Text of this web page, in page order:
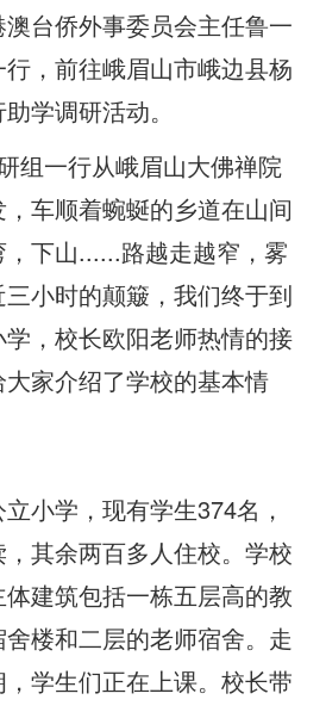
台侨外事委员会主任鲁一
，前往峨眉山市峨边县杨
学调研活动。
一行从峨眉山大佛禅院
车顺着蜿蜒的乡道在山间
下山......路越走越窄，雾
小时的颠簸，我们终于到
，校长欧阳老师热情的接
家介绍了学校的基本情
学，现有学生374名，
其余两百多人住校。学校
建筑包括一栋五层高的教
楼和二层的老师宿舍。走
学生们正在上课。校长带